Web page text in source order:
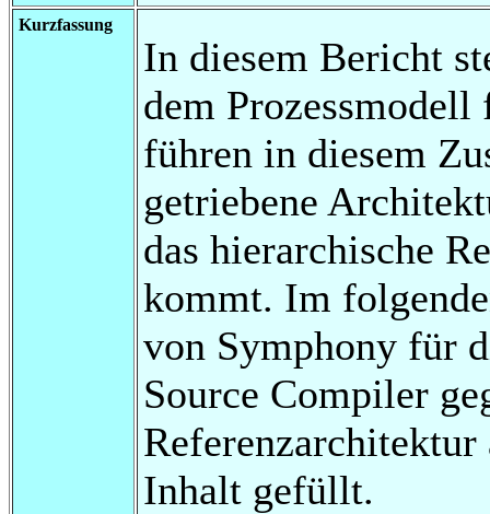
Kurzfassung
In diesem Bericht
dem
führen in diesem
getriebene
das hierarchische
kommt. Im
von Symphony für
Source Compiler
Inhalt gefüllt.